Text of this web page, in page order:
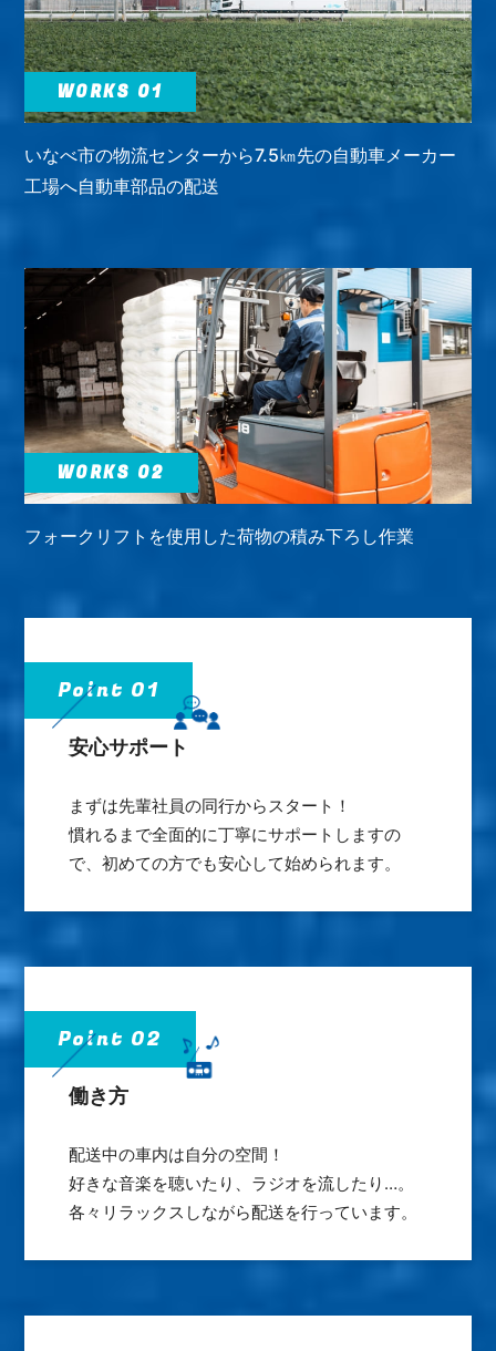
WORKS 01
いなべ市の物流センターから7.5㎞先の自動車メーカー
工場へ自動車部品の配送
WORKS 02
フォークリフトを使用した荷物の積み下ろし作業
Point 01
安心サポート
まずは先輩社員の同行からスタート！
慣れるまで全面的に丁寧にサポートしますの
で、初めての方でも安心して始められます。
Point 02
働き方
配送中の車内は自分の空間！
好きな音楽を聴いたり、ラジオを流したり…。
各々リラックスしながら配送を行っています。